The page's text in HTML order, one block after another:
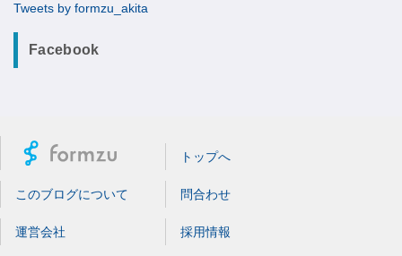
Tweets by formzu_akita
Facebook
トップへ
このブログについて 問合わせ
運営会社 採用情報